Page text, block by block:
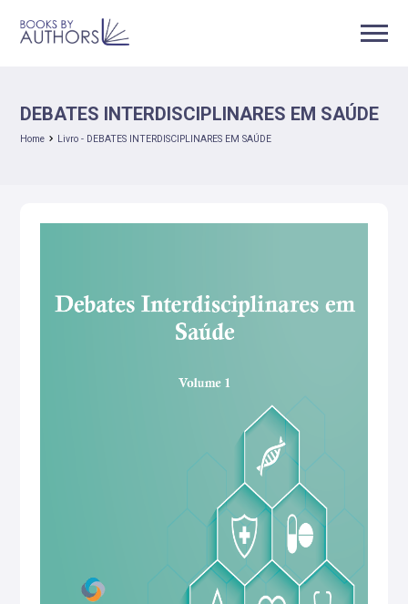
DEBATES INTERDISCIPLINARES EM SAÚDE
Home Livro - DEBATES INTERDISCIPLINARES EM SAÚDE